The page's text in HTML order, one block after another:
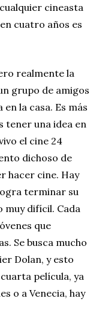
cineasta
cuatro años es
realmente la
grupo de amigos
en la casa. Es más
tener una idea en
el cine 24
dichoso de
hacer cine. Hay
terminar su
muy difícil. Cada
que
Se busca mucho
Dolan, y esto
película, ya
o a Venecia, hay